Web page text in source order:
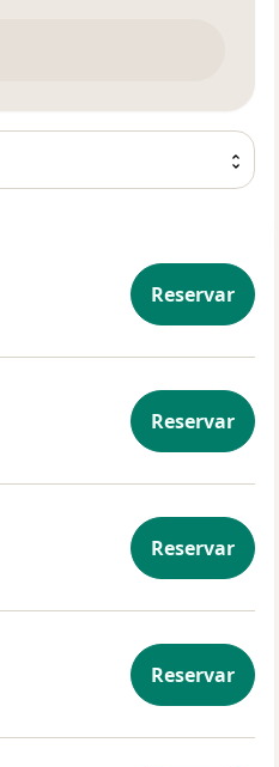
Reservar
Reservar
Reservar
Reservar